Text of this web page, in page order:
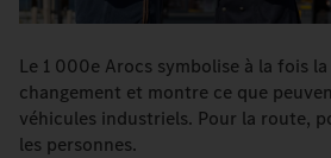
Le 1 000e Arocs symbolise à la fois
changement et montre ce que
véhicules industriels. Pour la route,
les personnes.